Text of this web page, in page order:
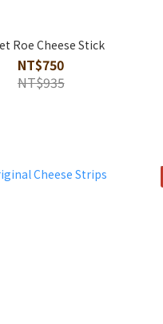
Roe Cheese Stick
NT$750
NT$935